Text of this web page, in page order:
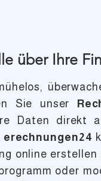
über Ihre
Sie unser
Daten direkt
erechnungen24
online erstellen
oder